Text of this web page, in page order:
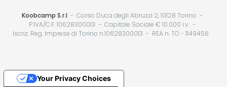
Koobcamp S.r.l
Corso Duca degli Abruzzi 2, 10128 Torino
P.IVA/C.F. 10628300013
Capitale Sociale € 10.000 i.v.
Iscriz. Reg. Imprese di Torino n.10628300013
REA n. TO - 1149456
Your Privacy Choices